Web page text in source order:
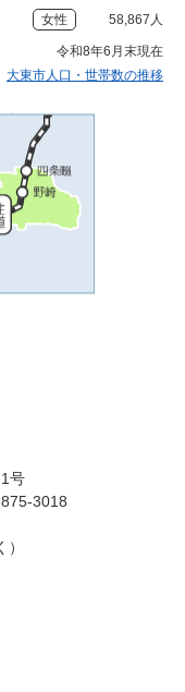
女性 58,867人
令和8年6月末現在
大東市人口・世帯数の推移
号
3018